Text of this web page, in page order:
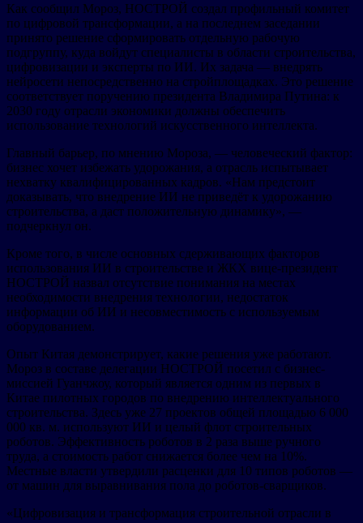
Как сообщил Мороз, НОСТРОЙ создал профильный комитет
по цифровой трансформации, а на последнем заседании
принято решение сформировать отдельную рабочую
подгруппу, куда войдут специалисты в области строительства,
цифровизации и эксперты по ИИ. Их задача — внедрять
нейросети непосредственно на стройплощадках. Это решение
соответствует поручению президента Владимира Путина: к
2030 году отрасли экономики должны обеспечить
использование технологий искусственного интеллекта.
Главный барьер, по мнению Мороза, — человеческий фактор:
бизнес хочет избежать удорожания, а отрасль испытывает
нехватку квалифицированных кадров. «Нам предстоит
доказывать, что внедрение ИИ не приведёт к удорожанию
строительства, а даст положительную динамику», —
подчеркнул он.
Кроме того, в числе основных сдерживающих факторов
использования ИИ в строительстве и ЖКХ вице-президент
НОСТРОЙ назвал отсутствие понимания на местах
необходимости внедрения технологии, недостаток
информации об ИИ и несовместимость с используемым
оборудованием.
Опыт Китая демонстрирует, какие решения уже работают.
Мороз в составе делегации НОСТРОЙ посетил с бизнес-
миссией Гуанчжоу, который является одним из первых в
Китае пилотных городов по внедрению интеллектуального
строительства. Здесь уже 27 проектов общей площадью 6 000
000 кв. м. используют ИИ и целый флот строительных
роботов. Эффективность роботов в 2 раза выше ручного
труда, а стоимость работ снижается более чем на 10%.
Местные власти утвердили расценки для 10 типов роботов —
от машин для выравнивания пола до роботов-сварщиков.
«Цифровизация и трансформация строительной отрасли в